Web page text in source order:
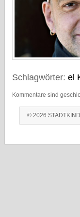
Schlagwörter: el
Kommentare sind
© 2026